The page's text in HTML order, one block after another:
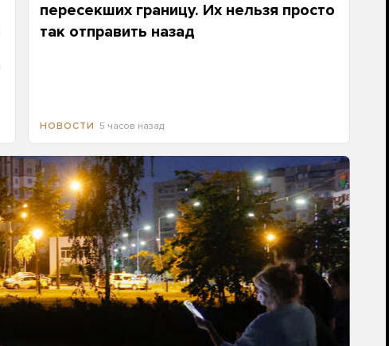
пересекших границу. Их нельзя просто
так отправить назад
НОВОСТИ 5 часов назад